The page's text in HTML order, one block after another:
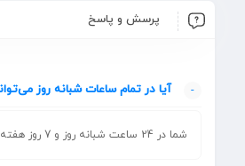
پرسش و پاسخ
آیا در تمام ساعات شبانه روز
شما در 24 ساعت شبانه روز و 7 روز هفته می‌‏توانید سفارش خود را ثبت کنید.